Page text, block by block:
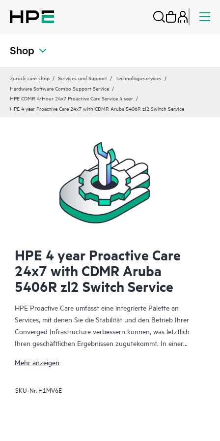
Shop
Zurück zum shop Services und Support
Technologieservices
Hardware Software Combo Support Service
HPE CDMR 4-Hour 24x7 Proactive Care Service 4 year
HPE 4 year Proactive Care 24x7 with CDMR Aruba 5406R zl2 Switch Service
HPE 4 year Proactive Care
24x7 with CDMR Aruba
5406R zl2 Switch Service
HPE Proactive Care umfasst eine integrierte Palette an
Services, mit denen Sie die Stabilität und den Betrieb Ihrer
Converged Infrastructure verbessern können, was letztlich
Ihren geschäftlichen Ergebnissen zugutekommt. In einer
müssen viele Komponenten effektiv zusammenarbeiten. HPE
diesen Umgebungen entwickelt und bietet einen erweiterten
Mehr anzeigen
SKU-Nr. H1MV6E